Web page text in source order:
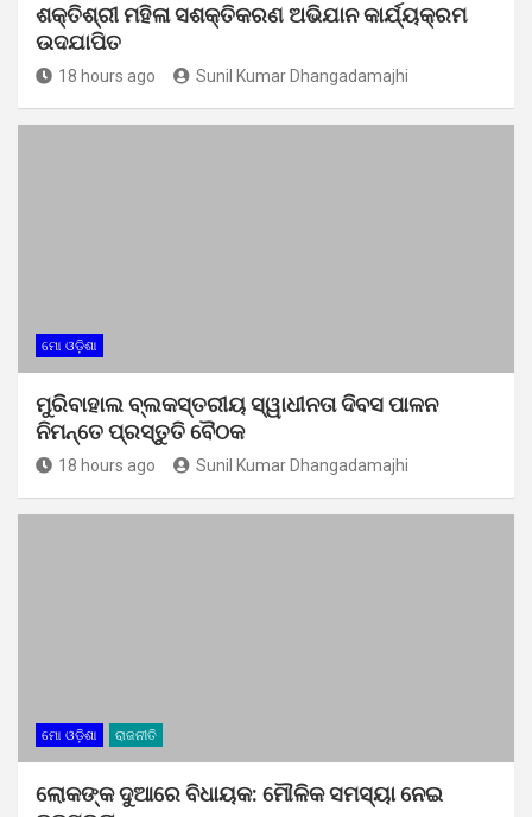
ଶକ୍ତିଶ୍ରୀ ମହିଳା ସଶକ୍ତିକରଣ ଅଭିଯାନ କାର୍ଯ୍ୟକ୍ରମ
ଉଦଯାପିତ
18 hours ago Sunil Kumar Dhangadamajhi
ମୋ ଓଡ଼ିଶା
ମୁରିବାହାଲ ବ୍ଲକସ୍ତରୀୟ ସ୍ୱାଧୀନତା ଦିବସ ପାଳନ
ନିମନ୍ତେ ପ୍ରସ୍ତୁତି ବୈଠକ
18 hours ago Sunil Kumar Dhangadamajhi
ମୋ ଓଡ଼ିଶା ରାଜନୀତି
ଲୋକଙ୍କ ଦୁଆରେ ବିଧାୟକ: ମୌଳିକ ସମସ୍ୟା ନେଇ